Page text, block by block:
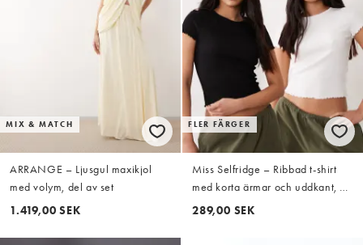
MIX & MATCH
ARRANGE – Ljusgul maxikjol
med volym, del av set
1.419,00 SEK
FLER FÄRGER
Miss Selfridge – Ribbad t-shirt
med korta ärmar och uddkant, 2-
pack
289,00 SEK